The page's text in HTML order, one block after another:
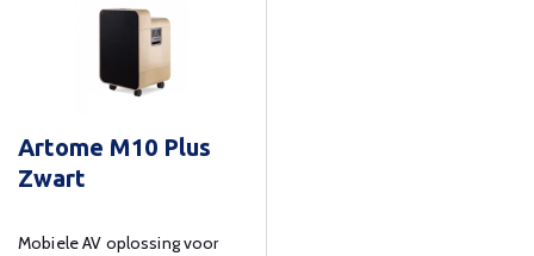
Artome M10 Plus
Zwart
Mobiele AV oplossing voor